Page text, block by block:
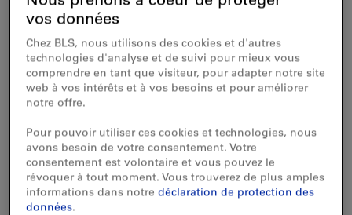
Train, bus, bateau et transport autos
Aperçu des horaires de circulation des trains, des bus
et des bateaux de BLS
Valable du 14.12.2025 au
12.12.2026
vos données
Chez BLS, nous utilisons des cookies et d'autres
technologies d'analyse et de suivi pour mieux vous
comprendre en tant que visiteur, pour adapter notre site
web à vos intérêts et à vos besoins et pour améliorer
notre offre.
Pour pouvoir utiliser ces cookies et technologies, nous
avons besoin de votre consentement. Votre
consentement est volontaire et vous pouvez le
révoquer à tout moment. Vous trouverez de plus amples
informations dans notredéclaration de protection des
données.